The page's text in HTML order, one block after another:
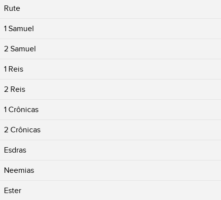
Rute
1 Samuel
2 Samuel
1 Reis
2 Reis
1 Crônicas
2 Crônicas
Esdras
Neemias
Ester